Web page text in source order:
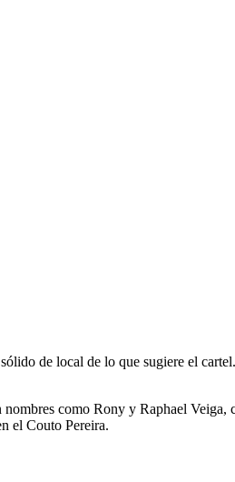
de local de lo que sugiere el
como Rony y Raphael Veiga,
el Couto Pereira.